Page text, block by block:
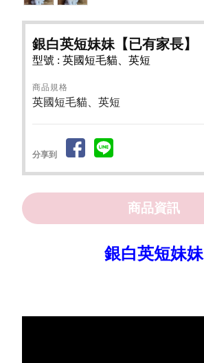
銀白英短妹妹【已有家長】
型號 : 英國短毛貓、英短
商品規格
英國短毛貓、英短
分享到
商品資訊
銀白英短妹妹